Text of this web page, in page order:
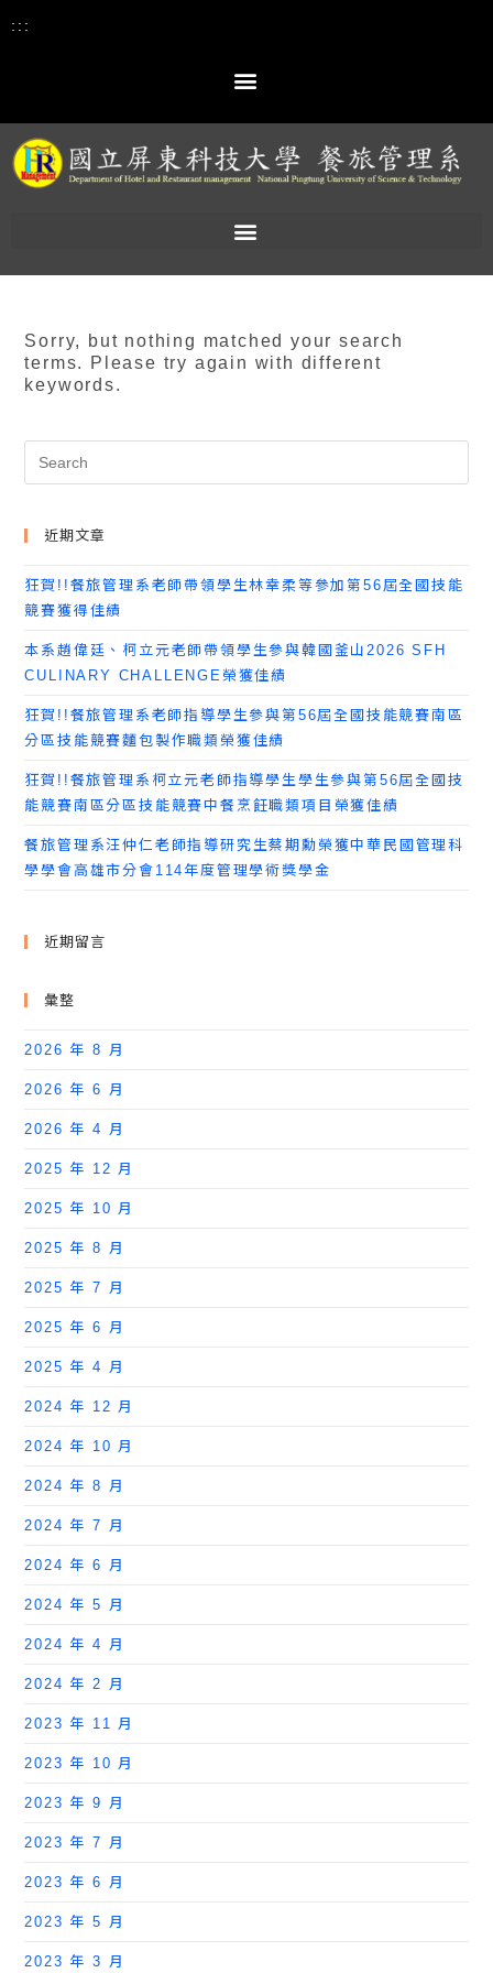
:::
Sorry, but nothing matched your search
terms. Please try again with different
keywords.
近期文章
狂賀!!餐旅管理系老師帶領學生林幸柔等參加第56屆全國技能
競賽獲得佳績
本系趙偉廷、柯立元老師帶領學生參與韓國釜山2026 SFH
CULINARY CHALLENGE榮獲佳績
狂賀!!餐旅管理系老師指導學生參與第56屆全國技能競賽南區
分區技能競賽麵包製作職類榮獲佳績
狂賀!!餐旅管理系柯立元老師指導學生學生參與第56屆全國技
能競賽南區分區技能競賽中餐烹飪職類項目榮獲佳績
餐旅管理系汪仲仁老師指導研究生蔡期勳榮獲中華民國管理科
學學會高雄市分會114年度管理學術獎學金
近期留言
彙整
2026 年 8 月
2026 年 6 月
2026 年 4 月
2025 年 12 月
2025 年 10 月
2025 年 8 月
2025 年 7 月
2025 年 6 月
2025 年 4 月
2024 年 12 月
2024 年 10 月
2024 年 8 月
2024 年 7 月
2024 年 6 月
2024 年 5 月
2024 年 4 月
2024 年 2 月
2023 年 11 月
2023 年 10 月
2023 年 9 月
2023 年 7 月
2023 年 6 月
2023 年 5 月
2023 年 3 月